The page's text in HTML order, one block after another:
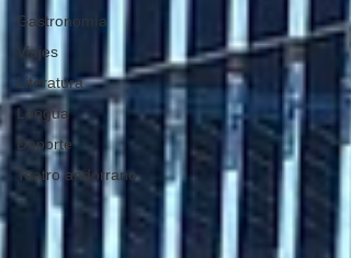
Gastronomía
Viajes
Literatura
Lengua
Deporte
Teatro andorrano